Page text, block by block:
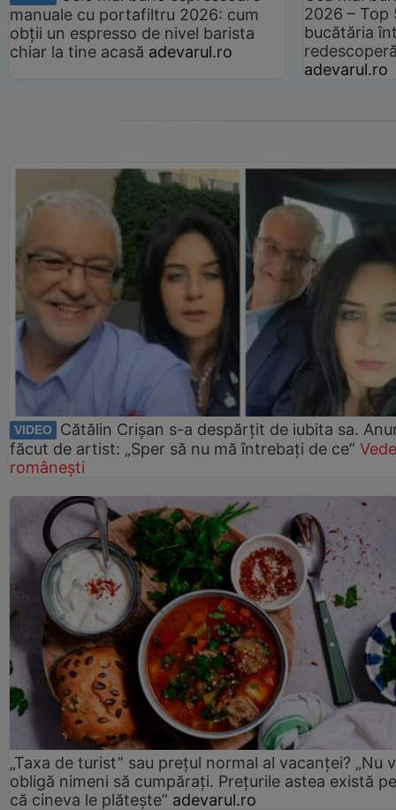
manuale cu portafiltru 2026: cum
obții un espresso de nivel barista
chiar la tine acasă adevarul.ro
2026 –
bucătăria
adevarul.ro
VIDEO
Cătălin Crișan s-a despărțit de iubita sa.
făcut de artist: „Sper să nu mă întrebați de ce”
românești
„Taxa de turist” sau prețul normal al vacanței? „Nu
obligă nimeni să cumpărați. Prețurile astea există
că cineva le plătește” adevarul.ro